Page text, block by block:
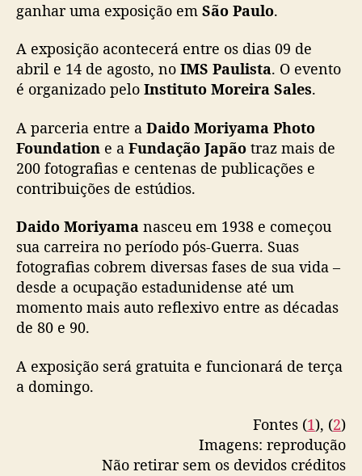
o
i
y
a
m
g
a
n
e
x
p
o
s
i
o
ã
o
P
ganhar uma exposição em São Paulo.
A exposição acontecerá entre os dias 09 de
abril e 14 de agosto, no IMS Paulista. O evento
é organizado pelo Instituto Moreira Sales.
A parceria entre a Daido Moriyama Photo
Foundation e a Fundação Japão traz mais de
200 fotografias e centenas de publicações e
contribuições de estúdios.
Daido Moriyama nasceu em 1938 e começou
sua carreira no período pós-Guerra. Suas
fotografias cobrem diversas fases de sua vida –
desde a ocupação estadunidense até um
momento mais auto reflexivo entre as décadas
de 80 e 90.
A exposição será gratuita e funcionará de terça
a domingo.
Fontes (1), (2)
Imagens: reprodução
Não retirar sem os devidos créditos